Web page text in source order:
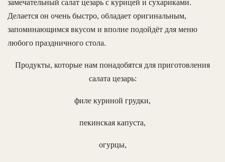
замечательный салат цезарь с курицей и сухариками.
Делается он очень быстро, обладает оригинальным,
запоминающимся вкусом и вполне подойдёт для меню
любого праздничного стола.
Продукты, которые нам понадобятся для приготовления
салата цезарь:
филе куриной грудки,
пекинская капуста,
огурцы,